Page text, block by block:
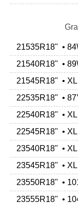
21535R18" •
21540R18" •
21545R18" •
22535R18" •
22540R18" •
22545R18" •
23540R18" •
23545R18" •
23550R18" •
23555R18" •